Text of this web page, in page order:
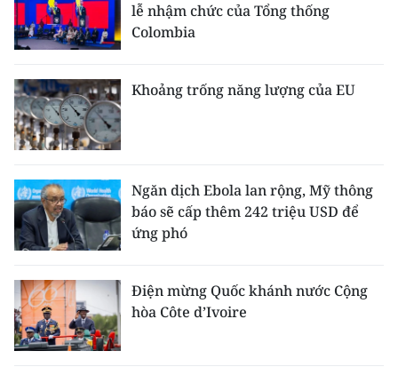
中文
РУССКИЙ
ESPAÑOL
한국어
lễ nhậm chức của Tổng thống
Colombia
Khoảng trống năng lượng của EU
Ngăn dịch Ebola lan rộng, Mỹ thông
báo sẽ cấp thêm 242 triệu USD để
ứng phó
Điện mừng Quốc khánh nước Cộng
hòa Côte d’Ivoire